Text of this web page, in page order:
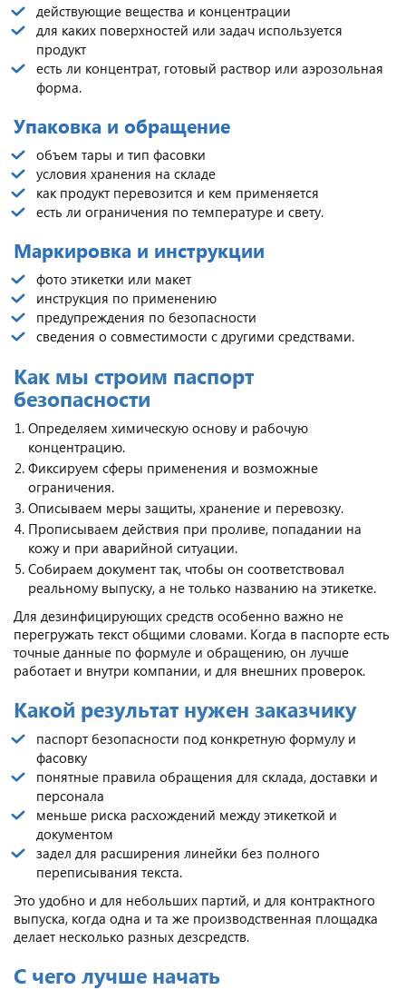
действующие вещества и концентрации
для каких поверхностей или задач используется
продукт
есть ли концентрат, готовый раствор или аэрозольная
форма.
Упаковка и обращение
объем тары и тип фасовки
условия хранения на складе
как продукт перевозится и кем применяется
есть ли ограничения по температуре и свету.
Маркировка и инструкции
фото этикетки или макет
инструкция по применению
предупреждения по безопасности
сведения о совместимости с другими средствами.
Как мы строим паспорт
безопасности
Определяем химическую основу и рабочую
концентрацию.
Фиксируем сферы применения и возможные
ограничения.
Описываем меры защиты, хранение и перевозку.
Прописываем действия при проливе, попадании на
кожу и при аварийной ситуации.
Собираем документ так, чтобы он соответствовал
реальному выпуску, а не только названию на этикетке.
Для дезинфицирующих средств особенно важно не
перегружать текст общими словами. Когда в паспорте есть
точные данные по формуле и обращению, он лучше
работает и внутри компании, и для внешних проверок.
Какой результат нужен заказчику
паспорт безопасности под конкретную формулу и
фасовку
понятные правила обращения для склада, доставки и
персонала
меньше риска расхождений между этикеткой и
документом
задел для расширения линейки без полного
переписывания текста.
Это удобно и для небольших партий, и для контрактного
выпуска, когда одна и та же производственная площадка
делает несколько разных дезсредств.
С чего лучше начать